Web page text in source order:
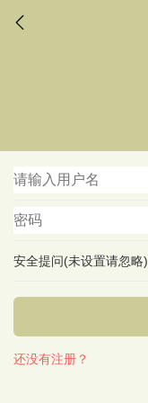
安全提问(未设置请忽略)
还没有注册？